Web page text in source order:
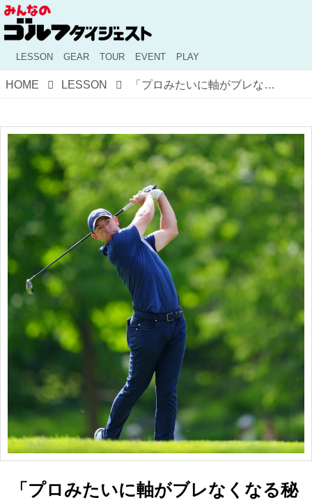
LESSON GEAR TOUR EVENT PLAY
HOME LESSON 「プロみたいに軸がブレなくなる秘密の練習」 【小池丈晴の「いつでも、まっすぐ250ヤード！」#3】
「プロみたいに軸がブレなくなる秘